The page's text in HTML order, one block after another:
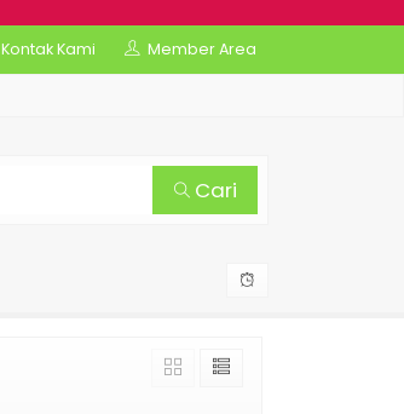
Kontak Kami Member Area
Cari